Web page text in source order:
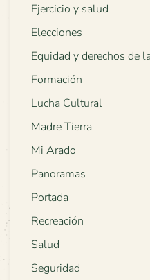
Ejercicio y salud
Elecciones
Equidad y derechos de
Formación
Lucha Cultural
Madre Tierra
Mi Arado
Panoramas
Portada
Recreación
Salud
Seguridad